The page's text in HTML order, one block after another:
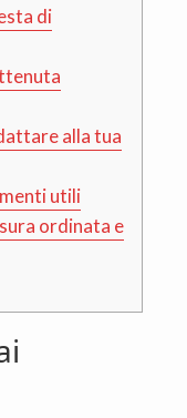
di
alla tua
utili
ordinata e